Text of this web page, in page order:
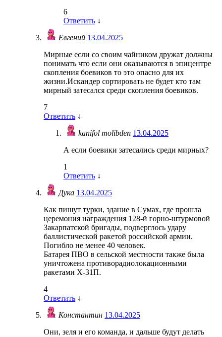
6
Ответить ↓
Евгений 13.04.2025
Мирные если со своим чайником дружат должны
понимать что если они оказываются в эпицентре
скопления боевиков то это опасно для их
жизни.Искандер сортировать не будет кто там
мирный затесался среди скопления боевиков.
7
Ответить ↓
kanifol molibden 13.04.2025
А если боевики затесались среди мирных?
1
Ответить ↓
Дука 13.04.2025
Как пишут турки, здание в Сумах, где прошла
церемония награждения 128-й горно-штурмовой
Закарпатской бригады, подверглось удару
баллистической ракетой российской армии.
Погибло не менее 40 человек.
Батарея ПВО в сельской местности также была
уничтожена противорадиолокационными
ракетами Х-31П.
4
Ответить ↓
Константин 13.04.2025
Они, зеля и его команда, и дальше будут делать